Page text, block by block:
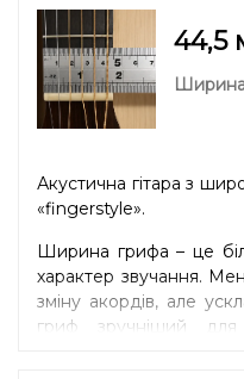
44,5
Ширина
Акустична гітара з
«fingerstyle».
Ширина грифа – це
характер звучання.
зміну акордів, але
гриф зручніший для